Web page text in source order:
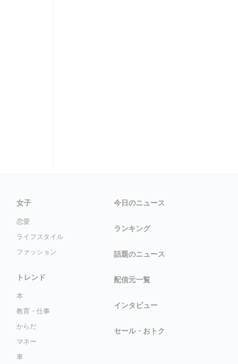
女子
恋愛
ライフスタイル
ファッション
トレンド
本
教育・仕事
からだ
マネー
車
今日のニュース
ランキング
話題のニュース
配信元一覧
インタビュー
セール・おトク